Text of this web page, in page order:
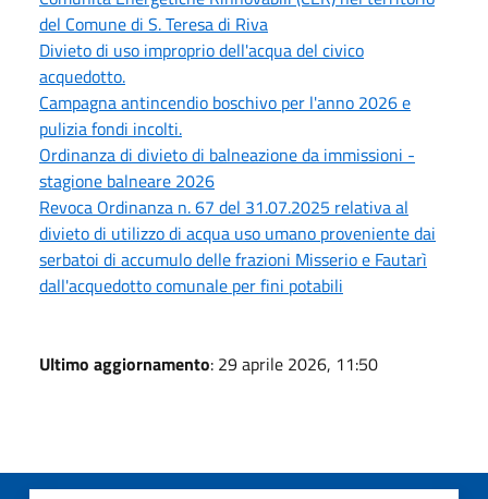
del Comune di S. Teresa di Riva
Divieto di uso improprio dell'acqua del civico
acquedotto.
Campagna antincendio boschivo per l'anno 2026 e
pulizia fondi incolti.
Ordinanza di divieto di balneazione da immissioni -
stagione balneare 2026
Revoca Ordinanza n. 67 del 31.07.2025 relativa al
divieto di utilizzo di acqua uso umano proveniente dai
serbatoi di accumulo delle frazioni Misserio e Fautarì
dall'acquedotto comunale per fini potabili
Ultimo aggiornamento: 29 aprile 2026, 11:50